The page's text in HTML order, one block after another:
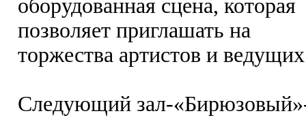
оборудованная сцена, которая
позволяет приглашать на
торжества артистов и
Следующий зал-